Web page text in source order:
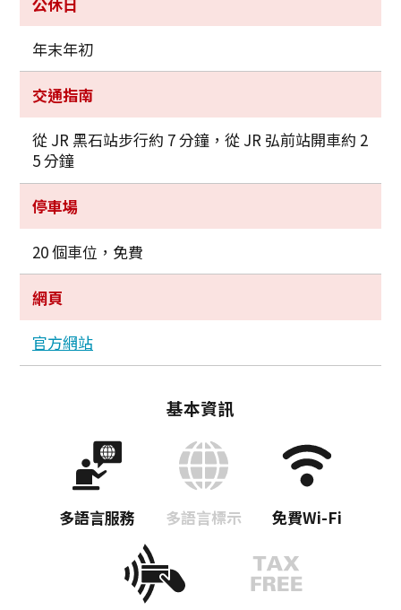
年末年初
交通指南
從 JR 黑石站步行約 7 分鐘，從 JR 弘前站開車約 2
5 分鐘
停車場
20 個車位，免費
網頁
官方網站
基本資訊
多語言服務 多語言標示 免費Wi-Fi